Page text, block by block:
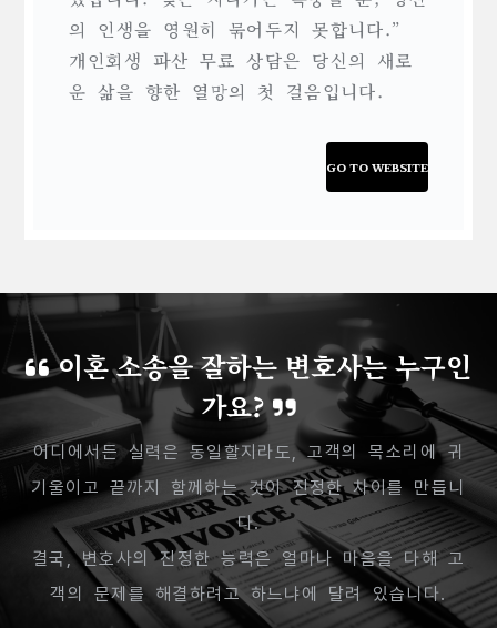
의 인생을 영원히 묶어두지 못합니다.”
개인회생 파산 무료 상담은 당신의 새로
운 삶을 향한 열망의 첫 걸음입니다.
GO TO WEBSITE
이혼 소송을 잘하는 변호사는 누구인
가요?
어디에서든 실력은 동일할지라도, 고객의 목소리에 귀
기울이고 끝까지 함께하는 것이 진정한 차이를 만듭니
다.
결국, 변호사의 진정한 능력은 얼마나 마음을 다해 고
객의 문제를 해결하려고 하느냐에 달려 있습니다.